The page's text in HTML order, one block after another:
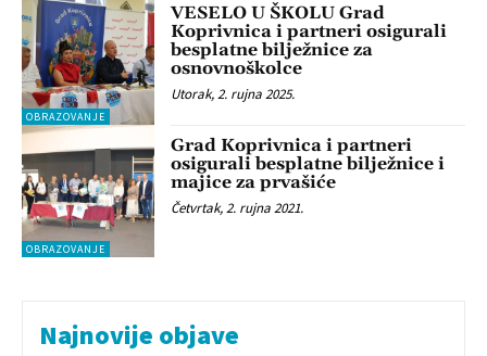
OBRAZOVANJE
VESELO U ŠKOLU Grad
Koprivnica i partneri osigurali
besplatne bilježnice za
osnovnoškolce
Utorak, 2. rujna 2025.
OBRAZOVANJE
Grad Koprivnica i partneri
osigurali besplatne bilježnice i
majice za prvašiće
Četvrtak, 2. rujna 2021.
Najnovije objave